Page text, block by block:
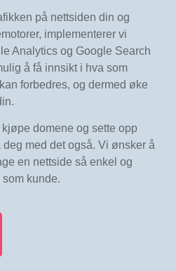
på nettsiden din og
implementerer vi
Analytics og Google Search
å få innsikt i hva som
forbedres, og dermed øke
domene og sette opp
med det også. Vi ønsker å
en nettside så enkel og
kunde.